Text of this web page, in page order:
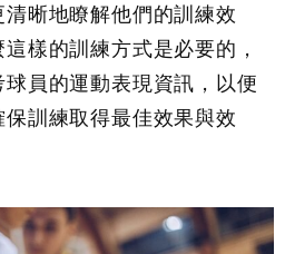
晰地瞭解他們的訓練效
樣的訓練方式是必要的，
員的運動表現資訊，以便
訓練取得最佳效果與效